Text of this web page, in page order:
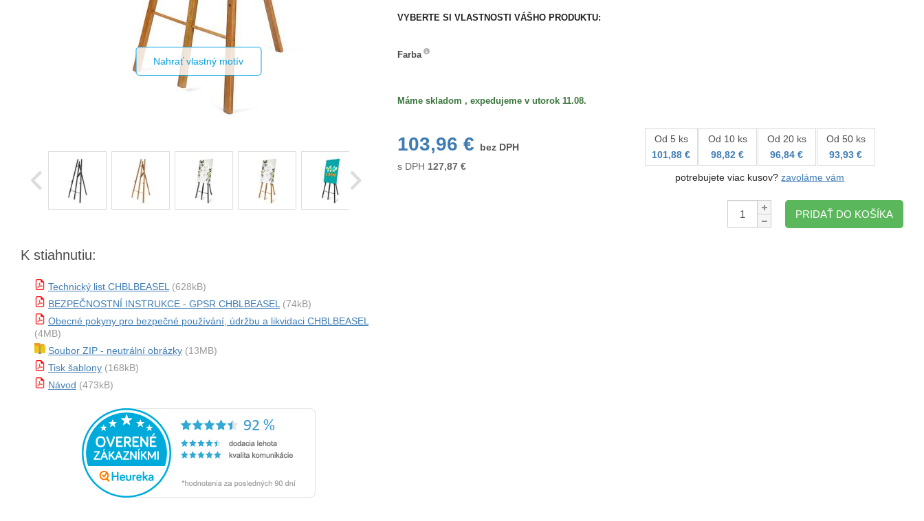
Nahrať vlastný motív
K stiahnutiu:
Technický list CHBLBEASEL (628kB)
BEZPEČNOSTNÍ INSTRUKCE - GPSR CHBLBEASEL (74kB)
Obecné pokyny pro bezpečné používání, údržbu a likvidaci CHBLBEASEL
(4MB)
Soubor ZIP - neutrální obrázky (13MB)
Tisk šablony (168kB)
Návod (473kB)
VYBERTE SI VLASTNOSTI VÁŠHO PRODUKTU:
Farba
Máme skladom , expedujeme v utorok 11.08.
103,96 €
bez DPH
s DPH 127,87€
Od 5 ks
101,88 €
Od 10 ks
98,82 €
Od 20 ks
96,84 €
Od 50 ks
93,93 €
potrebujete viac kusov?zavoláme vám
Množstvo:
PRIDAŤ DO KOŠÍKA